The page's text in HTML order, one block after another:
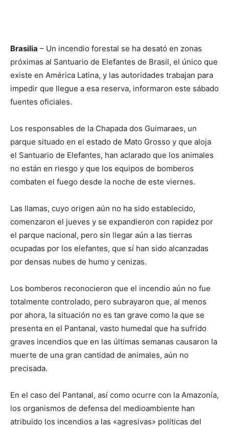
Brasilia – Un incendio forestal se ha desató en zonas
próximas al Santuario de Elefantes de Brasil, el único que
existe en América Latina, y las autoridades trabajan para
impedir que llegue a esa reserva, informaron este sábado
fuentes oficiales.
Los responsables de la Chapada dos Guimaraes, un
parque situado en el estado de Mato Grosso y que aloja
el Santuario de Elefantes, han aclarado que los animales
no están en riesgo y que los equipos de bomberos
combaten el fuego desde la noche de este viernes.
Las llamas, cuyo origen aún no ha sido establecido,
comenzaron el jueves y se expandieron con rapidez por
el parque nacional, pero sin llegar aún a las tierras
ocupadas por los elefantes, que sí han sido alcanzadas
por densas nubes de humo y cenizas.
Los bomberos reconocieron que el incendio aún no fue
totalmente controlado, pero subrayaron que, al menos
por ahora, la situación no es tan grave como la que se
presenta en el Pantanal, vasto humedal que ha sufrido
graves incendios que en las últimas semanas causaron la
muerte de una gran cantidad de animales, aún no
precisada.
En el caso del Pantanal, así como ocurre con la Amazonía,
los organismos de defensa del medioambiente han
atribuido los incendios a las «agresivas» políticas del